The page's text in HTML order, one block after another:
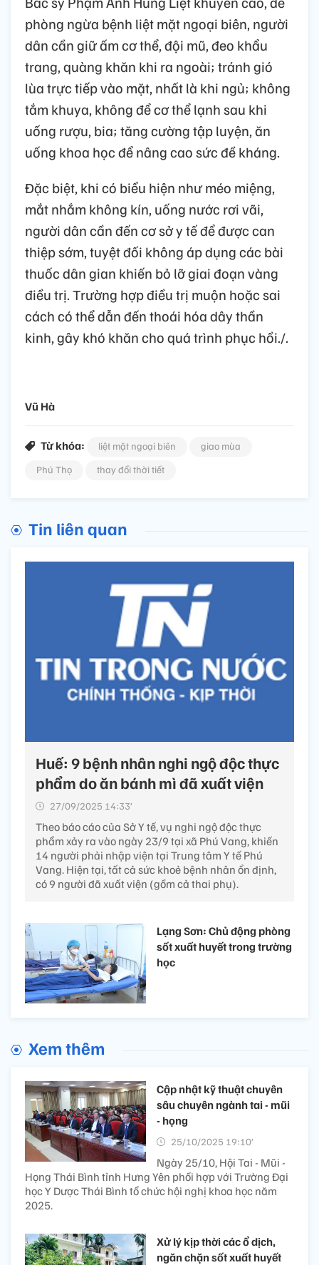
phòng ngừa bệnh liệt mặt ngoại biên, người
dân cần giữ ấm cơ thể, đội mũ, đeo khẩu
trang, quàng khăn khi ra ngoài; tránh gió
lùa trực tiếp vào mặt, nhất là khi ngủ; không
tắm khuya, không để cơ thể lạnh sau khi
uống rượu, bia; tăng cường tập luyện, ăn
uống khoa học để nâng cao sức đề kháng.
Đặc biệt, khi có biểu hiện như méo miệng,
mắt nhắm không kín, uống nước rơi vãi,
người dân cần đến cơ sở y tế để được can
thiệp sớm, tuyệt đối không áp dụng các bài
thuốc dân gian khiến bỏ lỡ giai đoạn vàng
điều trị. Trường hợp điều trị muộn hoặc sai
cách có thể dẫn đến thoái hóa dây thần
kinh, gây khó khăn cho quá trình phục hồi./.
Vũ Hà
Từ khóa: liệt mặt ngoại biên
giao mùa
Phú Thọ
thay đổi thời tiết
Tin liên quan
Huế: 9 bệnh nhân nghi ngộ độc thực
phẩm do ăn bánh mì đã xuất viện
27/09/2025 14:33’
Theo báo cáo của Sở Y tế, vụ nghi ngộ độc thực
phẩm xảy ra vào ngày 23/9 tại xã Phú Vang, khiến
14 người phải nhập viện tại Trung tâm Y tế Phú
Vang. Hiện tại, tất cả sức khoẻ bệnh nhân ổn định,
có 9 người đã xuất viện (gồm cả thai phụ).
Lạng Sơn: Chủ động phòng
sốt xuất huyết trong trường
học
Xem thêm
Cập nhật kỹ thuật chuyên
sâu chuyên ngành tai - mũi
- họng
25/10/2025 19:10’
Ngày 25/10, Hội Tai - Mũi -
Họng Thái Bình tỉnh Hưng Yên phối hợp với Trường Đại
học Y Dược Thái Bình tổ chức hội nghị khoa học năm
2025.
Xử lý kịp thời các ổ dịch,
ngăn chặn sốt xuất huyết